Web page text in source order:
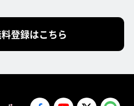
登録はこちら